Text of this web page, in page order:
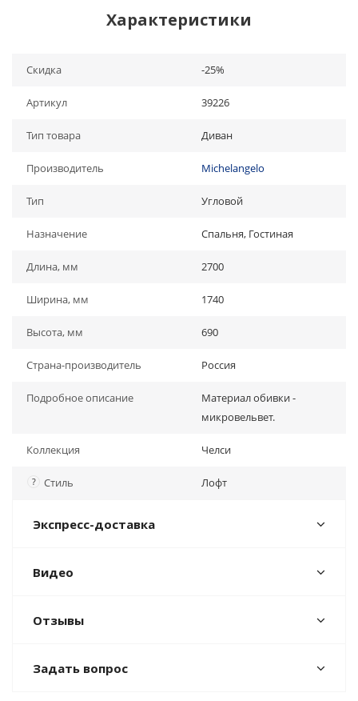
Характеристики
Скидка -25%
Артикул 39226
Тип товара Диван
Производитель Michelangelo
Тип Угловой
Назначение Спальня, Гостиная
Длина, мм 2700
Ширина, мм 1740
Высота, мм 690
Страна-производитель Россия
Подробное описание
Материал обивки -
микровельвет.
Коллекция Челси
? Стиль Лофт
Экспресс-доставка
Видео
Отзывы
Задать вопрос